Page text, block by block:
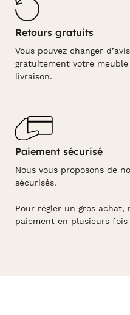
Retours gratuits
Vous pouvez changer
gratuitement votre meuble
livraison.
Paiement sécurisé
Nous vous proposons de
sécurisés.
Pour régler un gros achat,
paiement en plusieurs fois